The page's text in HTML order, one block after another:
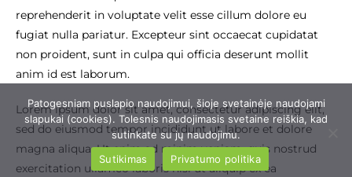
reprehenderit in voluptate velit esse cillum dolore eu
fugiat nulla pariatur. Excepteur sint occaecat cupidatat
non proident, sunt in culpa qui officia deserunt mollit
anim id est laborum.
Lorem ipsum dolor sit amet, consectetur adipiscing elit,
sed do eiusmod tempor incididunt ut labore et dolore
magna aliqua. Ut enim ad minim veniam, quis nostrud
exercitation ullamco laboris nisi ut aliquip ex ea
Patogesniam puslapio naudojimui, šioje svetainėje naudojami
slapukai (cookies). Tolesnis naudojimasis svetaine reiškia, kad
sutinkate su jų naudojimu.
Sutikimas
Privatumo politika